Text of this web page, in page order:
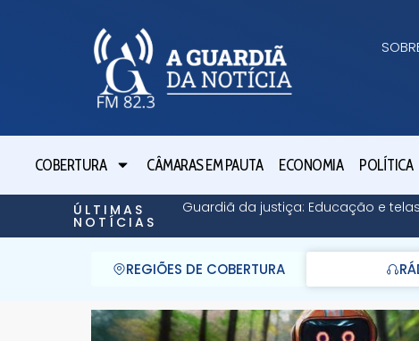
COBERTURA CÂMARAS EM PAUTA ECONOMIA POLÍTICA
ÚLTIMAS
NOTÍCIAS
Guardiã da justiça: Educação e
REGIÕES DE COBERTURA